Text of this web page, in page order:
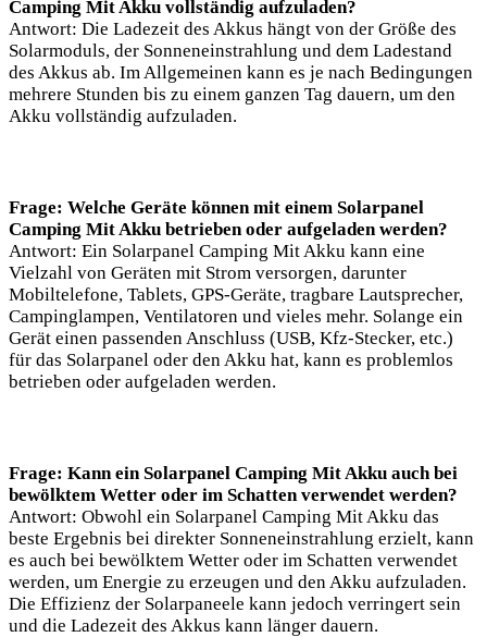
Camping Mit Akku vollständig aufzuladen?
Antwort: Die Ladezeit des Akkus hängt von der Größe des
Solarmoduls, der Sonneneinstrahlung und dem Ladestand
des Akkus ab. Im Allgemeinen kann es je nach Bedingungen
mehrere Stunden bis zu einem ganzen Tag dauern, um den
Akku vollständig aufzuladen.
Frage: Welche Geräte können mit einem Solarpanel
Camping Mit Akku betrieben oder aufgeladen werden?
Antwort: Ein Solarpanel Camping Mit Akku kann eine
Vielzahl von Geräten mit Strom versorgen, darunter
Mobiltelefone, Tablets, GPS-Geräte, tragbare Lautsprecher,
Campinglampen, Ventilatoren und vieles mehr. Solange ein
Gerät einen passenden Anschluss (USB, Kfz-Stecker, etc.)
für das Solarpanel oder den Akku hat, kann es problemlos
betrieben oder aufgeladen werden.
Frage: Kann ein Solarpanel Camping Mit Akku auch bei
bewölktem Wetter oder im Schatten verwendet werden?
Antwort: Obwohl ein Solarpanel Camping Mit Akku das
beste Ergebnis bei direkter Sonneneinstrahlung erzielt, kann
es auch bei bewölktem Wetter oder im Schatten verwendet
werden, um Energie zu erzeugen und den Akku aufzuladen.
Die Effizienz der Solarpaneele kann jedoch verringert sein
und die Ladezeit des Akkus kann länger dauern.